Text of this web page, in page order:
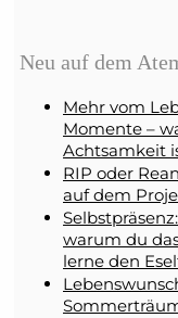
Neu auf dem
Mehr vom
Momente –
Achtsamkeit
RIP oder
auf dem
warum du
lerne den